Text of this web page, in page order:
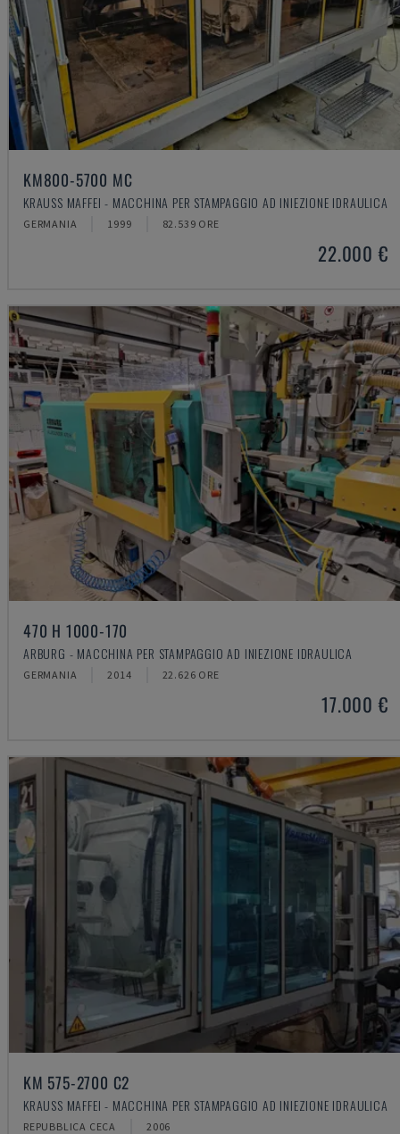
KM800-5700 MC
KRAUSS MAFFEI - MACCHINA PER STAMPAGGIO AD INIEZIONE IDRAULICA
GERMANIA 1999 82.539 ORE
22.000 €
470 H 1000-170
ARBURG - MACCHINA PER STAMPAGGIO AD INIEZIONE IDRAULICA
GERMANIA 2014 22.626 ORE
17.000 €
KM 575-2700 C2
KRAUSS MAFFEI - MACCHINA PER STAMPAGGIO AD INIEZIONE IDRAULICA
REPUBBLICA CECA 2006